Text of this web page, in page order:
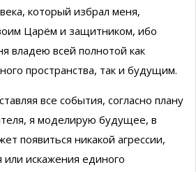
который избрал меня,
Царём и защитником, ибо
владею всей полнотой как
пространства, так и будущим.
все события, согласно плану
я моделирую будущее, в
появиться никакой агрессии,
или искажения единого